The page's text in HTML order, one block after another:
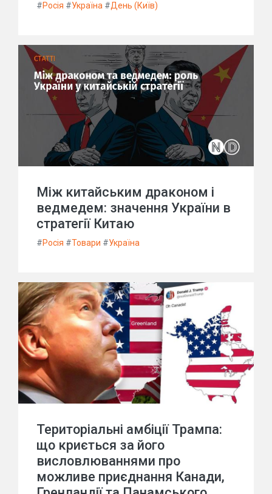
#Росія #Україна #День (Київ)
Між китайським драконом і
ведмедем: значення України в
стратегії Китаю
#Росія #Товари #Україна
Територіальні амбіції Трампа:
що криється за його
висловлюваннями про
можливе приєднання Канади,